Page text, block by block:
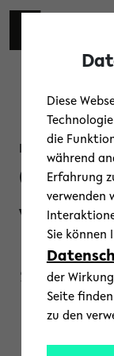
Skip to main
Diese
die
während
Erfahrung
verwenden
Sie können
der
Seite
zu den